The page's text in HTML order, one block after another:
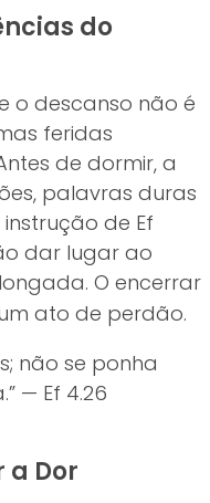
do
o descanso não é
feridas
de dormir, a
palavras duras
de Ef
dar lugar ao
O encerrar
ato de perdão.
não se ponha
— Ef 4.26
a Dor